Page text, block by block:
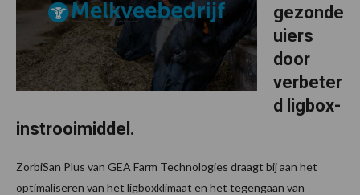
gezonde
uiers
door
verbeter
d ligbox-
instrooimiddel.
ZorbiSan Plus van GEA Farm Technologies draagt bij aan het
optimaliseren van het ligboxklimaat en het tegengaan van